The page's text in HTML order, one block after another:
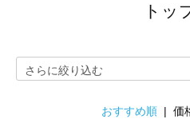
トッ
おすすめ順 | 価